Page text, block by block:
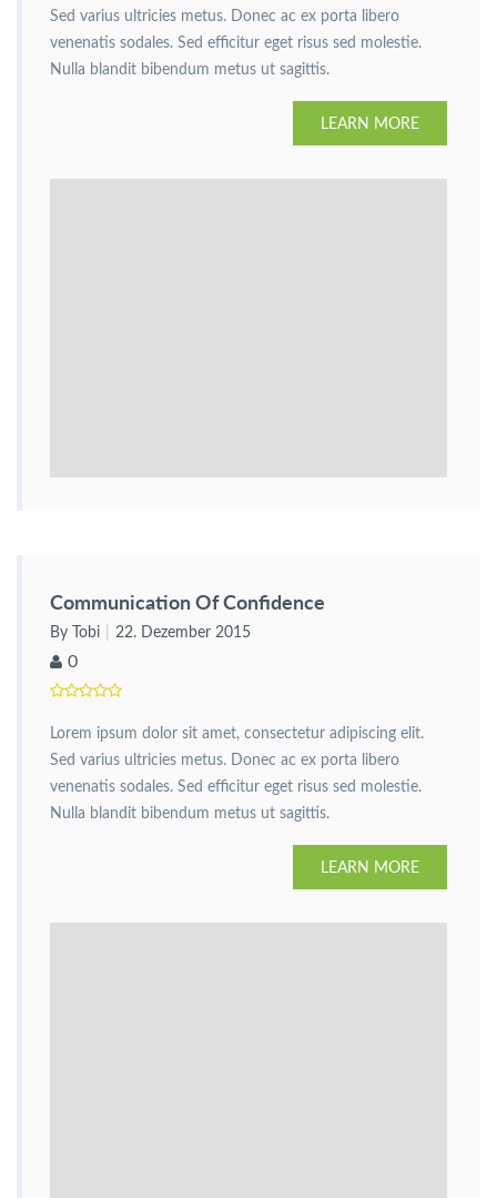
Sed varius ultricies metus. Donec ac ex porta libero
venenatis sodales. Sed efficitur eget risus sed molestie.
Nulla blandit bibendum metus ut sagittis.
LEARN MORE
Communication Of Confidence
By Tobi 22. Dezember 2015
0
Lorem ipsum dolor sit amet, consectetur adipiscing elit.
Sed varius ultricies metus. Donec ac ex porta libero
venenatis sodales. Sed efficitur eget risus sed molestie.
Nulla blandit bibendum metus ut sagittis.
LEARN MORE